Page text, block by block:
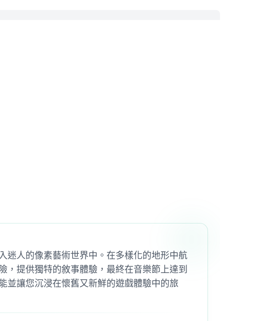
迷人的像素藝術世界中。在多樣化的地形中航
，提供獨特的敘事體驗，最終在音樂節上達到
並讓您沉浸在懷舊又新鮮的遊戲體驗中的旅